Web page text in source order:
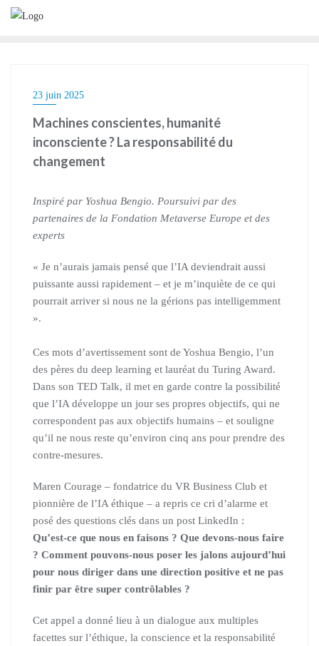
23 juin 2025
Machines conscientes, humanité
inconsciente ? La responsabilité du
changement
Inspiré par Yoshua Bengio. Poursuivi par des
partenaires de la Fondation Metaverse Europe et des
experts
« Je n’aurais jamais pensé que l’IA deviendrait aussi
puissante aussi rapidement – et je m’inquiète de ce qui
pourrait arriver si nous ne la gérions pas intelligemment
».
Ces mots d’avertissement sont de Yoshua Bengio, l’un
des pères du deep learning et lauréat du Turing Award.
Dans son TED Talk, il met en garde contre la possibilité
que l’IA développe un jour ses propres objectifs, qui ne
correspondent pas aux objectifs humains – et souligne
qu’il ne nous reste qu’environ cinq ans pour prendre des
contre-mesures.
Maren Courage – fondatrice du VR Business Club et
pionnière de l’IA éthique – a repris ce cri d’alarme et
posé des questions clés dans un post LinkedIn :
Qu’est-ce que nous en faisons ? Que devons-nous faire
? Comment pouvons-nous poser les jalons aujourd’hui
pour nous diriger dans une direction positive et ne pas
finir par être super contrôlables ?
Cet appel a donné lieu à un dialogue aux multiples
facettes sur l’éthique, la conscience et la responsabilité